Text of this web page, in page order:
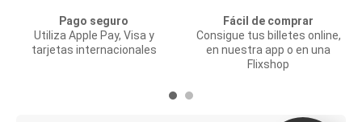
Pago seguro
Utiliza Apple Pay, Visa y
tarjetas internacionales
Fácil de comprar
Consigue tus billetes online,
en nuestra app o en una
Flixshop